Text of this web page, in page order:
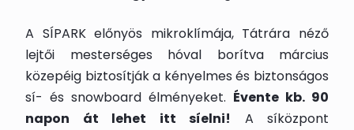
A SÍPARK előnyös mikroklímája, Tátrára néző
lejtői mesterséges hóval borítva március
közepéig biztosítják a kényelmes és biztonságos
sí- és snowboard élményeket. Évente kb. 90
napon át lehet itt síelni! A síközpont